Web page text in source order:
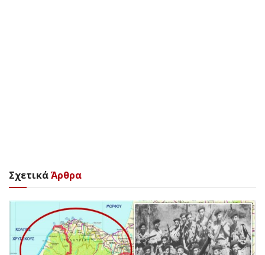
ΣχετικάΆρθρα